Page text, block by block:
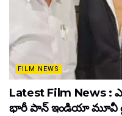
FILM NEWS
Latest Film News :
భారీ పాన్‌ ఇండియా మూవీ